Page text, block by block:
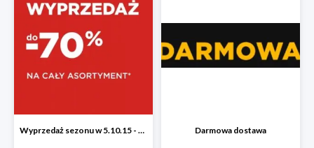
Wyprzedaż sezonu w 5.10.15 - cały asortyment -70% Darmowa dostawa